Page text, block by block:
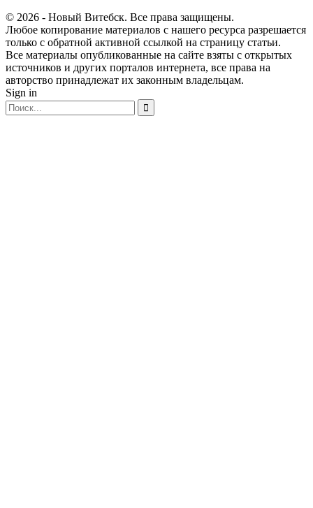
© 2026 - Новый Витебск. Все права защищены.
Любое копирование материалов с нашего ресурса разрешается
только с обратной активной ссылкой на страницу статьи.
Все материалы опубликованные на сайте взяты с открытых
источников и других порталов интернета, все права на
авторство принадлежат их законным владельцам.
Sign in